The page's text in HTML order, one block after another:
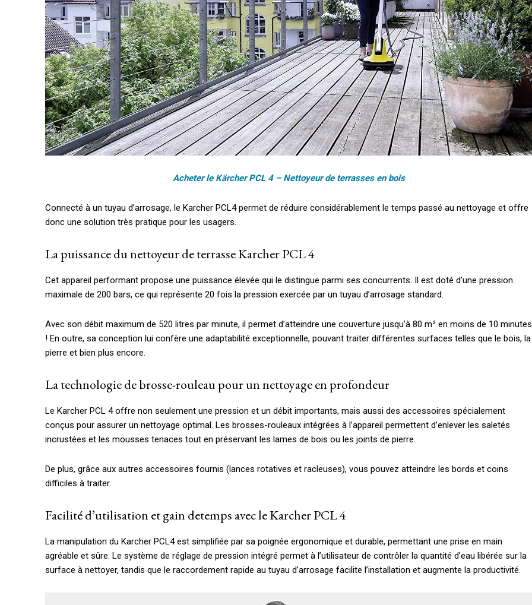
Acheter le Kärcher PCL 4 – Nettoyeur de terrasses en bois
Connecté à un tuyau d’arrosage, le Karcher PCL4 permet de réduire considérablement le temps passé au nettoyage et offre
donc une solution très pratique pour les usagers.
La puissance du nettoyeur de terrasse Karcher PCL 4
Cet appareil performant propose une puissance élevée qui le distingue parmi ses concurrents. Il est doté d’une pression
maximale de 200 bars, ce qui représente 20 fois la pression exercée par un tuyau d’arrosage standard.
Avec son débit maximum de 520 litres par minute, il permet d’atteindre une couverture jusqu’à 80 m² en moins de 10 minutes
! En outre, sa conception lui confère une adaptabilité exceptionnelle, pouvant traiter différentes surfaces telles que le bois, la
pierre et bien plus encore.
La technologie de brosse-rouleau pour un nettoyage en profondeur
Le Karcher PCL 4 offre non seulement une pression et un débit importants, mais aussi des accessoires spécialement
conçus pour assurer un nettoyage optimal. Les brosses-rouleaux intégrées à l’appareil permettent d’enlever les saletés
incrustées et les mousses tenaces tout en préservant les lames de bois ou les joints de pierre.
De plus, grâce aux autres accessoires fournis (lances rotatives et racleuses), vous pouvez atteindre les bords et coins
difficiles à traiter.
Facilité d’utilisation et gain detemps avec le Karcher PCL 4
La manipulation du Karcher PCL4 est simplifiée par sa poignée ergonomique et durable, permettant une prise en main
agréable et sûre. Le système de réglage de pression intégré permet à l’utilisateur de contrôler la quantité d’eau libérée sur la
surface à nettoyer, tandis que le raccordement rapide au tuyau d’arrosage facilite l’installation et augmente la productivité.